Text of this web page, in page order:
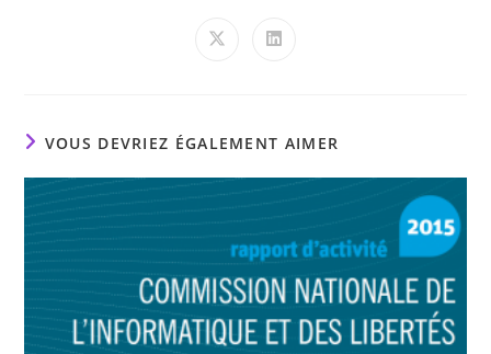
Ouvrir
Ouvrir
VOUS DEVRIEZ ÉGALEMENT AIMER